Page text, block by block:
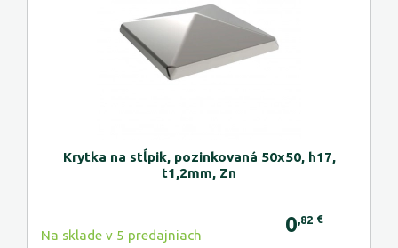
Krytka na stĺpik, pozinkovaná 50x50, h17,
t1,2mm, Zn
Na sklade v 5 predajniach 0 ,82 €